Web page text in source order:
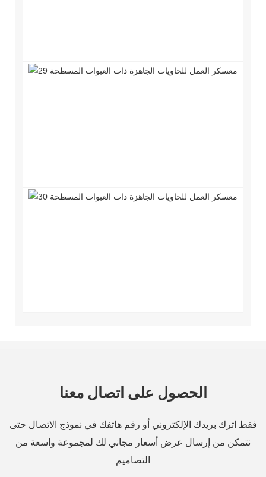
الحصول على اتصال معنا
فقط اترك بريدك الإلكتروني أو رقم هاتفك في نموذج الاتصال حتى
نتمكن من إرسال عرض أسعار مجاني لك لمجموعة واسعة من
التصاميم